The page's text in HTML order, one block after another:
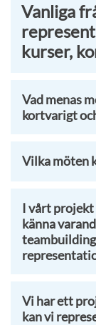
Vanliga
kurser,
Vad menas
kortvarigt
Vilka möten
I vårt
känna
Vi har ett
kan vi